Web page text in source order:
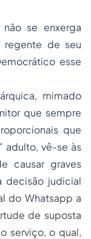
se enxerga
regente de seu
esse
mimado
que sempre
que
adulto, vê-se às
causar graves
decisão judicial
do Whatsapp a
de suposta
serviço, o qual,